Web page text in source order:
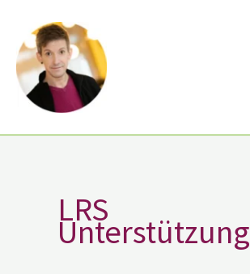
Inhalt
springen
LRS
Unterstützung